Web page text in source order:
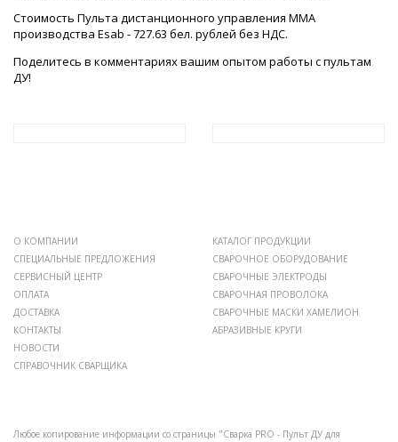
Стоимость Пульта дистанционного управления ММА
производства Esab - 727.63 бел. рублей без НДС.
Поделитесь в комментариях вашим опытом работы с пультам
ДУ!
О КОМПАНИИ
СПЕЦИАЛЬНЫЕ ПРЕДЛОЖЕНИЯ
СЕРВИСНЫЙ ЦЕНТР
ОПЛАТА
ДОСТАВКА
КОНТАКТЫ
НОВОСТИ
СПРАВОЧНИК СВАРЩИКА
КАТАЛОГ ПРОДУКЦИИ
СВАРОЧНОЕ ОБОРУДОВАНИЕ
СВАРОЧНЫЕ ЭЛЕКТРОДЫ
СВАРОЧНАЯ ПРОВОЛОКА
СВАРОЧНЫЕ МАСКИ ХАМЕЛИОН
АБРАЗИВНЫЕ КРУГИ
Любое копирование информации со страницы "Сварка PRO - Пульт ДУ для